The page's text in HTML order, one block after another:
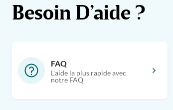
Besoin D’aide ?
FAQ
L'aide la plus rapide avec
notre FAQ